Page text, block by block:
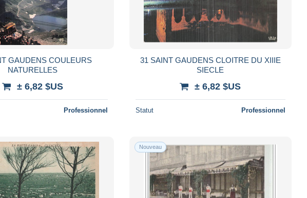
GAUDENS COULEURS
NATURELLES
± 6,82 $US
Professionnel
31 SAINT GAUDENS CLOITRE DU XIIIE
SIECLE
± 6,82 $US
Statut Professionnel
Nouveau